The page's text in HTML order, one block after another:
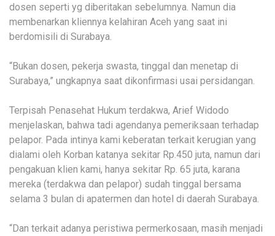
dosen seperti yg diberitakan sebelumnya. Namun dia
membenarkan kliennya kelahiran Aceh yang saat ini
berdomisili di Surabaya.
“Bukan dosen, pekerja swasta, tinggal dan menetap di
Surabaya,” ungkapnya saat dikonfirmasi usai persidangan.
Terpisah Penasehat Hukum terdakwa, Arief Widodo
menjelaskan, bahwa tadi agendanya pemeriksaan terhadap
pelapor. Pada intinya kami keberatan terkait kerugian yang
dialami oleh Korban katanya sekitar Rp.450 juta, namun dari
pengakuan klien kami, hanya sekitar Rp. 65 juta, karana
mereka (terdakwa dan pelapor) sudah tinggal bersama
selama 3 bulan di apatermen dan hotel di daerah Surabaya.
“Dan terkait adanya peristiwa permerkosaan, masih menjadi